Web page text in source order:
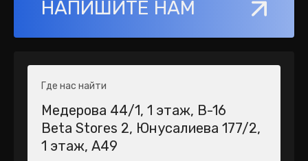
НАПИШИТЕ НАМ
Где нас найти
Медерова 44/1​, 1 этаж, В-16
Beta Stores 2​, Юнусалиева 177/2,
1 этаж, А49